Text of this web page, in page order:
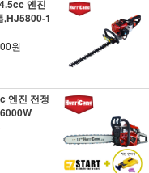
엔진
,HJ5800-1
원
엔진 전정